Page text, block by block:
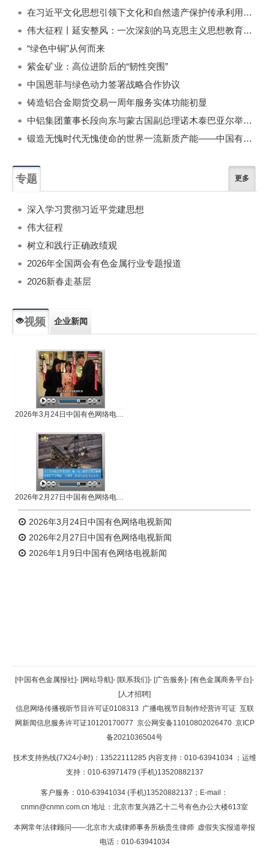
在习近平文化思想引领下文化和自然遗产保护传承利用工作开创新局面
伟大征程丨延安整风：一次深刻的马克思主义思想教育运动
“绿色中铜”从何而来
紫金矿业：高位进阶后的“韧性突围”
中国恩菲与绿色动力签署战略合作协议
铸造铝合金期货交易一周年服务实体功能初显
中铝集团董事长段向东与蒙古国副总理诺木泰巴亚尔举行会谈
锻造无愧时代无愧使命的世界一流新质产能——中国有色金属工业的战略应对与破局之道（二）
专题 更多
深入学习贯彻习近平党建思想
伟大征程
树立和践行正确政绩观
2026年全国两会有色金属行业专题报道
2026新春走基层
视频 企业新闻
2026年3月24日中国有色网络电视新闻
2026年2月27日中国有色网络电视新闻
2026年3月24日中国有色网络电视新闻
2026年2月27日中国有色网络电视新闻
2026年1月9日中国有色网络电视新闻
返回顶部
返回首页
[中国有色金属报社]- [网站导航]- [联系我们]- [广告服务]- [有色金属商务平台]-
[人才招聘]
信息网络传播视听节目许可证0108313 广播电视节目制作经营许可证 互联
网新闻信息服务许可证10120170077 京公网安备11010802026470 京ICP
备2021036504号
技术支持热线(7X24小时)：13522111285 内容支持：010-63941034 ；运维
支持：010-63971479 (手机)13520882137
客户服务：010-63941034 (手机)13520882137；E-mail：
cnmn@cnmn.com.cn 地址：北京市复兴路乙十二号有色办公大楼613室
本网常年法律顾问——北京市大成律师事务所杨贵生律师 虚假失实报道举报
电话：010-63941034